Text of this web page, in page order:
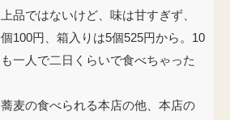
品ではないけど、味は甘すぎず、
100円、箱入りは5個525円から。10
一人で二日くらいで食べちゃった
麦の食べられる本店の他、本店の